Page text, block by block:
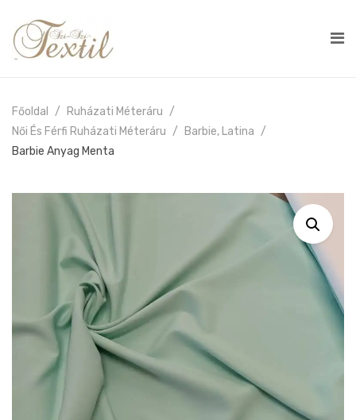
Főoldal
Ruházati Méteráru
Női És Férfi Ruházati Méteráru
Barbie, Latina
Barbie Anyag Menta